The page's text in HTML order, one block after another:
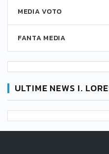
MEDIA VOTO
FANTA MEDIA
ULTIME NEWS I.